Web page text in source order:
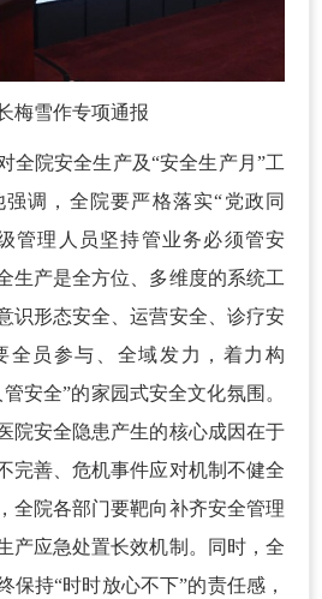
梅雪作专项通报
院安全生产及“安全生产月”工
调，全院要严格落实“党政同
管理人员坚持管业务必须管安
生产是全方位、多维度的系统工
识形态安全、运营安全、诊疗安
全员参与、全域发力，着力构
安全”的家园式安全文化氛围。
院安全隐患产生的核心成因在于
完善、危机事件应对机制不健全
全院各部门要靶向补齐安全管理
产应急处置长效机制。同时，全
保持“时时放心不下”的责任感，